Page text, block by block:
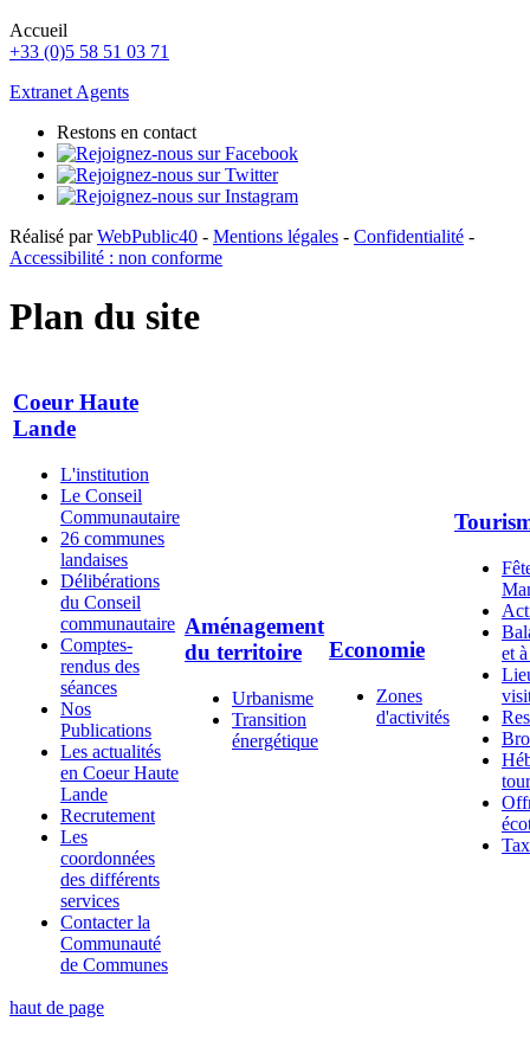
Accueil
+33 (0)5 58 51 03 71
Extranet Agents
Restons en contact
Réalisé parWebPublic40 - Mentions légales - Confidentialité -
Accessibilité : non conforme
Plan du site
Coeur Haute
Lande
L'institution
Le Conseil
Communautaire
26 communes
landaises
Délibérations
du Conseil
communautaire
Comptes-
rendus des
séances
Nos
Publications
Les actualités
en Coeur Haute
Lande
Recrutement
Les
coordonnées
des différents
services
Contacter la
Communauté
de Communes
Aménagement
du territoire
Urbanisme
Transition
énergétique
Economie
Zones
d'activités
et
haut de page